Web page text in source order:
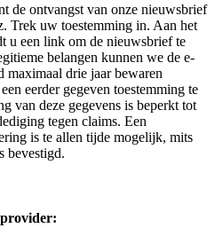
de ontvangst van onze nieuwsbrief
Trek uw toestemming in. Aan het
u een link om de nieuwsbrief te
belangen kunnen we de e-
maximaal drie jaar bewaren
​​eerder gegeven toestemming te
van deze gegevens is beperkt tot
tegen claims. Een
is te allen tijde mogelijk, mits
bevestigd.